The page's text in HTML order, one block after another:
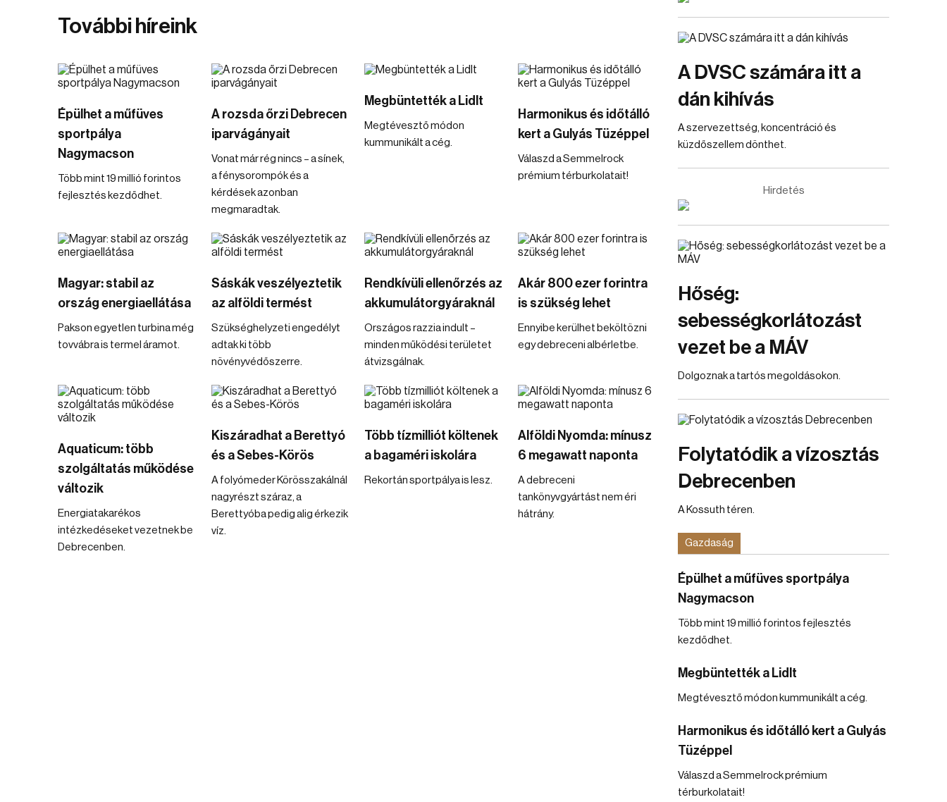
További híreink
Épülhet a műfüves
sportpálya
Nagymacson
Több mint 19 millió forintos
fejlesztés kezdődhet.
A rozsda őrzi Debrecen
iparvágányait
Vonat már rég nincs – a sínek,
a fénysorompók és a
kérdések azonban
megmaradtak.
Megbüntették a Lidlt
Megtévesztő módon
kummunikált a cég.
Harmonikus és időtálló
kert a Gulyás Tüzéppel
Válaszd a Semmelrock
prémium térburkolatait!
Magyar: stabil az
ország energiaellátása
Pakson egyetlen turbina még
tovvábra is termel áramot.
Sáskák veszélyeztetik
az alföldi termést
Szükséghelyzeti engedélyt
adtak ki több
növényvédőszerre.
Rendkívüli ellenőrzés az
akkumulátorgyáraknál
Országos razzia indult –
minden működési területet
átvizsgálnak.
Akár 800 ezer forintra
is szükség lehet
Ennyibe kerülhet beköltözni
egy debreceni albérletbe.
Aquaticum: több
szolgáltatás működése
változik
Energiatakarékos
intézkedéseket vezetnek be
Debrecenben.
Kiszáradhat a Berettyó
és a Sebes-Körös
A folyómeder Körösszakálnál
nagyrészt száraz, a
Berettyóba pedig alig érkezik
víz.
Több tízmilliót költenek
a bagaméri iskolára
Rekortán sportpálya is lesz.
Alföldi Nyomda: mínusz
6 megawatt naponta
A debreceni
tankönyvgyártást nem éri
hátrány.
A DVSC számára itt a
dán kihívás
A szervezettség, koncentráció és
küzdőszellem dönthet.
Hirdetés
Hőség:
sebességkorlátozást
vezet be a MÁV
Dolgoznak a tartós megoldásokon.
Folytatódik a vízosztás
Debrecenben
A Kossuth téren.
Gazdaság
Épülhet a műfüves sportpálya
Nagymacson
Több mint 19 millió forintos fejlesztés
kezdődhet.
Megbüntették a Lidlt
Megtévesztő módon kummunikált a cég.
Harmonikus és időtálló kert a Gulyás
Tüzéppel
Válaszd a Semmelrock prémium
térburkolatait!